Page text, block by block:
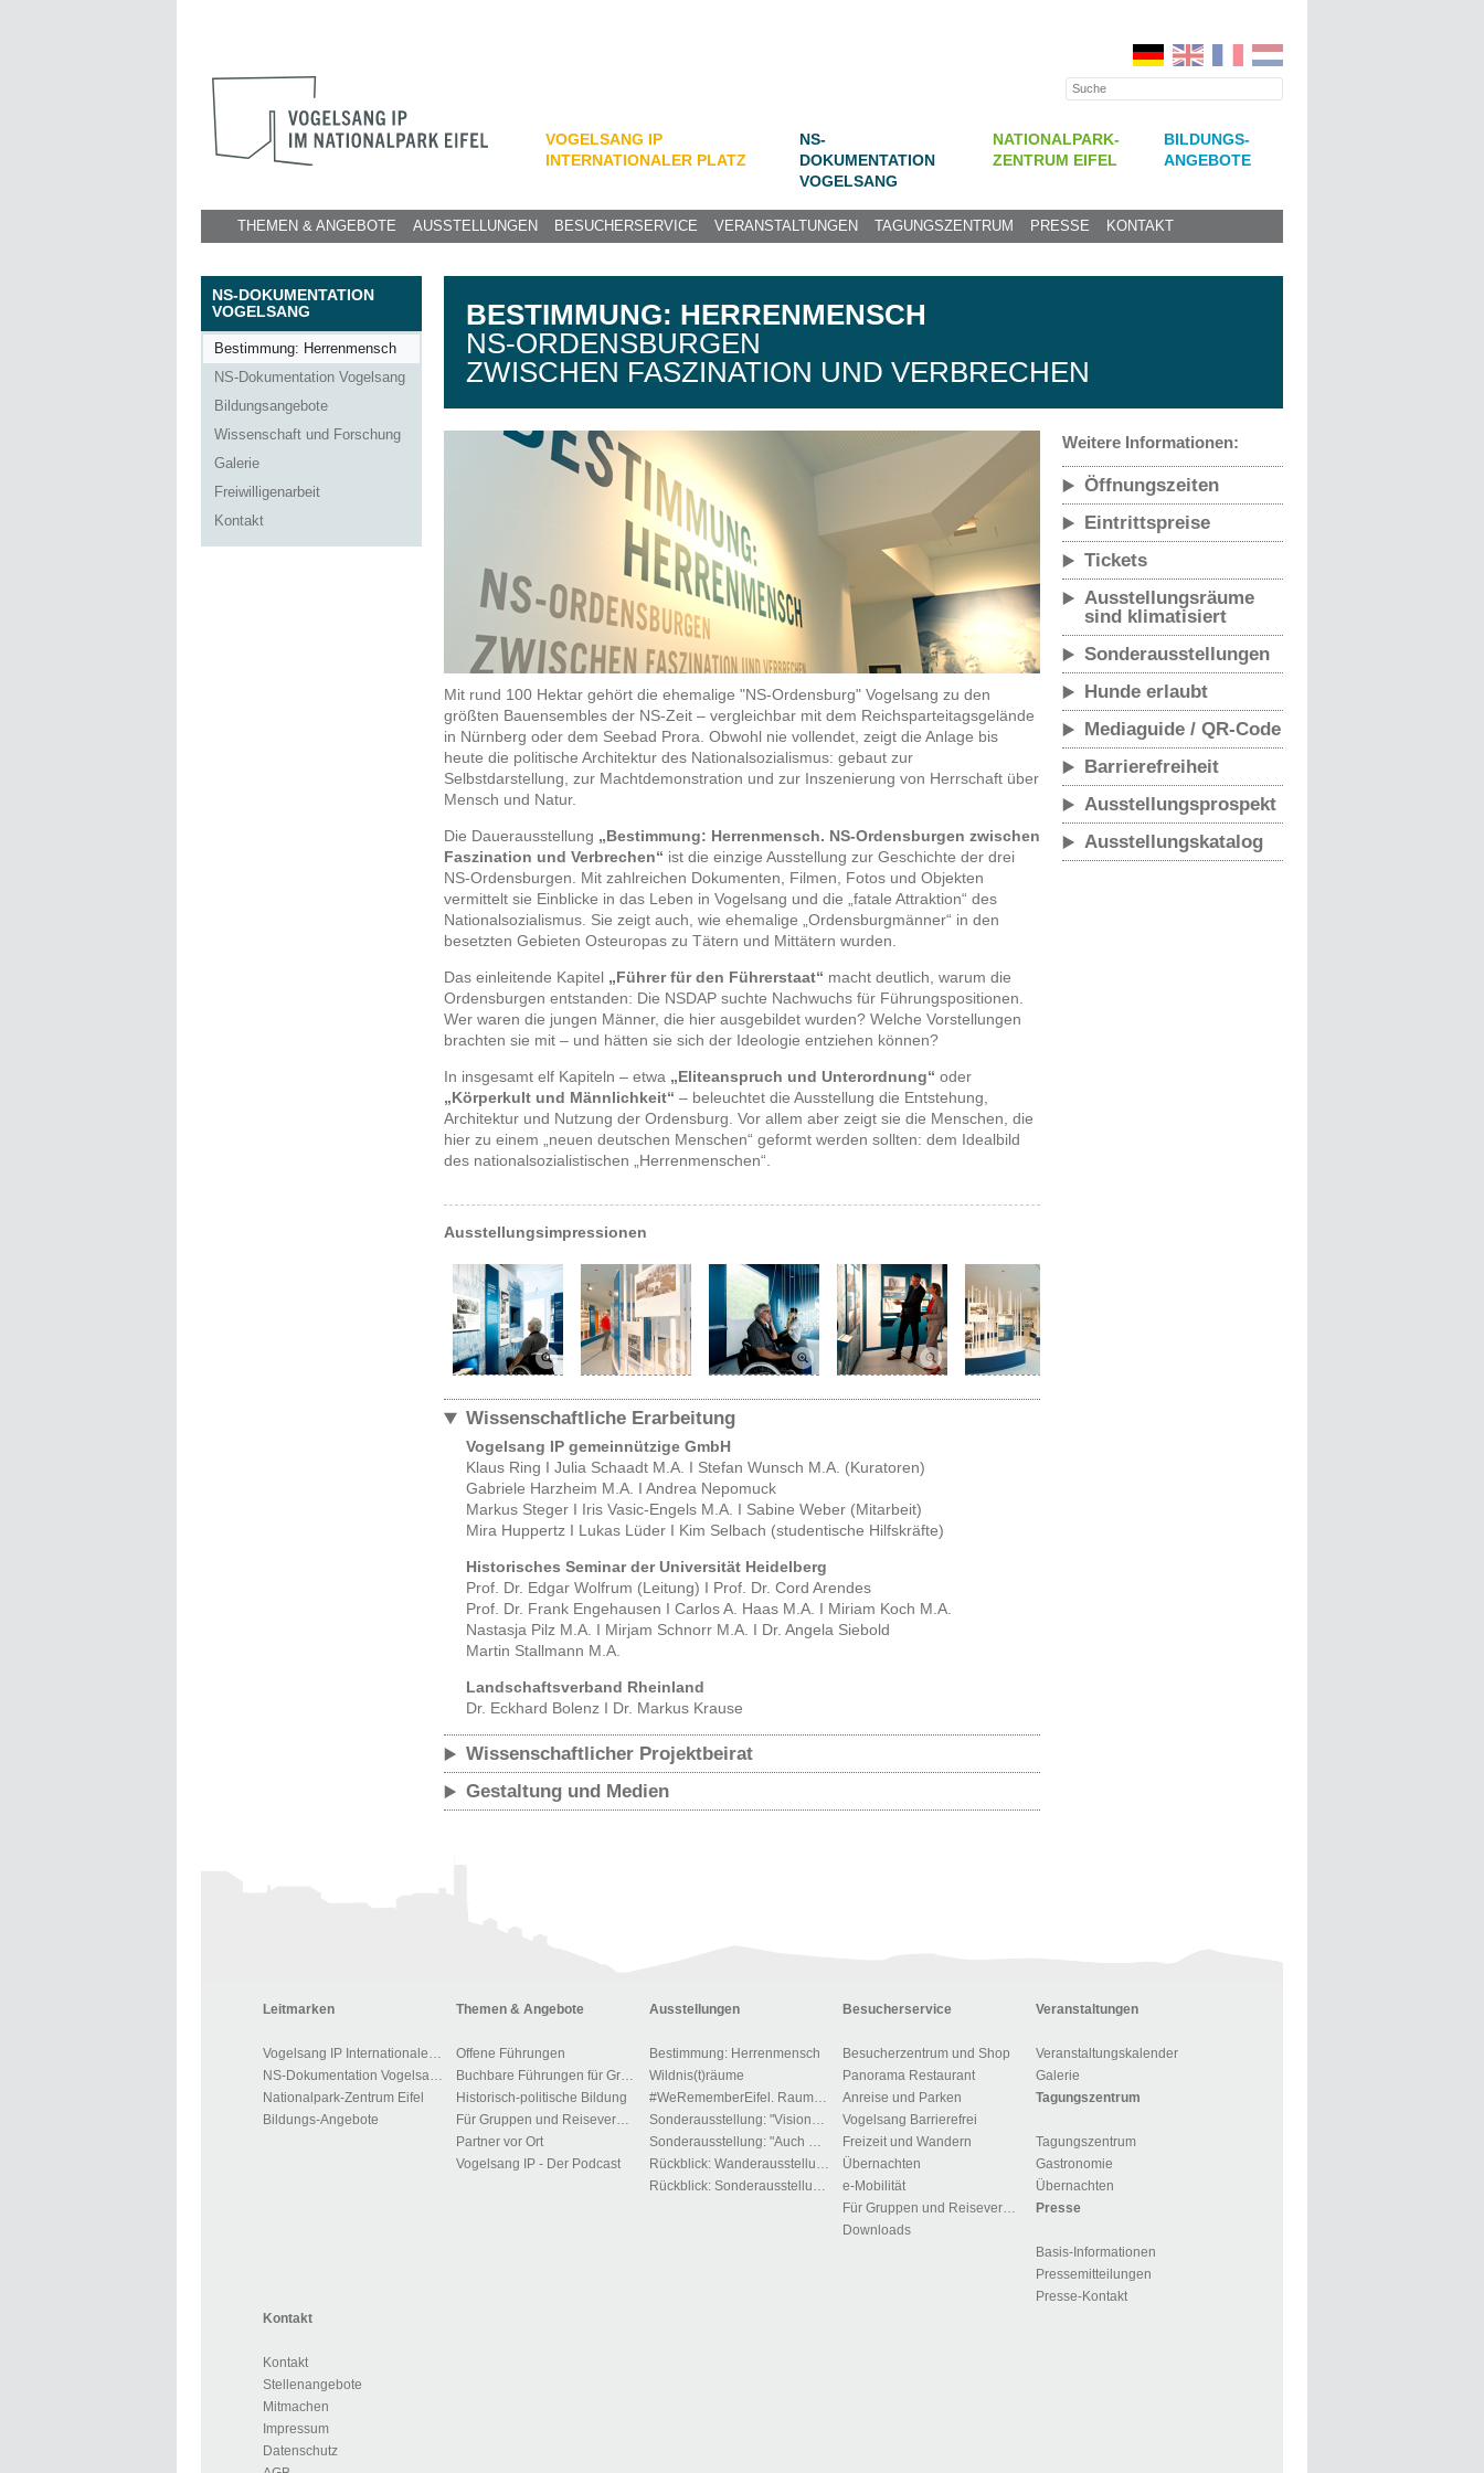
VOGELSANG IP
INTERNATIONALER PLATZ
NS-
DOKUMENTATION
VOGELSANG
NATIONALPARK-
ZENTRUM EIFEL
BILDUNGS-
ANGEBOTE
THEMEN & ANGEBOTE AUSSTELLUNGEN BESUCHERSERVICE VERANSTALTUNGEN TAGUNGSZENTRUM PRESSE KONTAKT
NS-DOKUMENTATION
VOGELSANG
Bestimmung: Herrenmensch
NS-Dokumentation Vogelsang
Bildungsangebote
Wissenschaft und Forschung
Galerie
Freiwilligenarbeit
Kontakt
BESTIMMUNG: HERRENMENSCH
NS-ORDENSBURGEN
ZWISCHEN FASZINATION UND VERBRECHEN
Mit rund 100 Hektar gehört die ehemalige "NS‑Ordensburg" Vogelsang zu den
größten Bauensembles der NS‑Zeit – vergleichbar mit dem Reichsparteitagsgelände
in Nürnberg oder dem Seebad Prora. Obwohl nie vollendet, zeigt die Anlage bis
heute die politische Architektur des Nationalsozialismus: gebaut zur
Selbstdarstellung, zur Machtdemonstration und zur Inszenierung von Herrschaft über
Mensch und Natur.
Die Dauerausstellung „Bestimmung: Herrenmensch. NS‑Ordensburgen zwischen
Faszination und Verbrechen“ ist die einzige Ausstellung zur Geschichte der drei
NS‑Ordensburgen. Mit zahlreichen Dokumenten, Filmen, Fotos und Objekten
vermittelt sie Einblicke in das Leben in Vogelsang und die „fatale Attraktion“ des
Nationalsozialismus. Sie zeigt auch, wie ehemalige „Ordensburgmänner“ in den
besetzten Gebieten Osteuropas zu Tätern und Mittätern wurden.
Das einleitende Kapitel „Führer für den Führerstaat“ macht deutlich, warum die
Ordensburgen entstanden: Die NSDAP suchte Nachwuchs für Führungspositionen.
Wer waren die jungen Männer, die hier ausgebildet wurden? Welche Vorstellungen
brachten sie mit – und hätten sie sich der Ideologie entziehen können?
In insgesamt elf Kapiteln – etwa „Eliteanspruch und Unterordnung“ oder
„Körperkult und Männlichkeit“ – beleuchtet die Ausstellung die Entstehung,
Architektur und Nutzung der Ordensburg. Vor allem aber zeigt sie die Menschen, die
hier zu einem „neuen deutschen Menschen“ geformt werden sollten: dem Idealbild
des nationalsozialistischen „Herrenmenschen“.
Ausstellungsimpressionen
Wissenschaftliche Erarbeitung
Vogelsang IP gemeinnützige GmbH
Klaus Ring I Julia Schaadt M.A. I Stefan Wunsch M.A. (Kuratoren)
Gabriele Harzheim M.A. I Andrea Nepomuck
Markus Steger I Iris Vasic-Engels M.A. I Sabine Weber (Mitarbeit)
Mira Huppertz I Lukas Lüder I Kim Selbach (studentische Hilfskräfte)
Historisches Seminar der Universität Heidelberg
Prof. Dr. Edgar Wolfrum (Leitung) I Prof. Dr. Cord Arendes
Prof. Dr. Frank Engehausen I Carlos A. Haas M.A. I Miriam Koch M.A.
Nastasja Pilz M.A. I Mirjam Schnorr M.A. I Dr. Angela Siebold
Martin Stallmann M.A.
Landschaftsverband Rheinland
Dr. Eckhard Bolenz I Dr. Markus Krause
Wissenschaftlicher Projektbeirat
Gestaltung und Medien
Weitere Informationen:
Öffnungszeiten
Eintrittspreise
Tickets
Ausstellungsräume
sind klimatisiert
Sonderausstellungen
Hunde erlaubt
Mediaguide / QR-Code
Barrierefreiheit
Ausstellungsprospekt
Ausstellungskatalog
Leitmarken
Vogelsang IP Internationaler Platz
NS-Dokumentation Vogelsang
Nationalpark-Zentrum Eifel
Bildungs-Angebote
Themen & Angebote
Offene Führungen
Buchbare Führungen für Gruppen
Historisch-politische Bildung
Für Gruppen und Reiseveranstalter
Partner vor Ort
Vogelsang IP - Der Podcast
Ausstellungen
Bestimmung: Herrenmensch
Wildnis(t)räume
#WeRememberEifel. Raum der Stille und des Gedenkens.
Sonderausstellung: "Visionen der Macht"
Sonderausstellung: "Auch Du gehörst dem Führer"!?
Rückblick: Wanderausstellung: „Menschen, Bilder, Orte – 1700 Jahre jüdisches Leben in Deutschland“
Rückblick: Sonderausstellung "Zwangsarbeit im Kreis Euskirchen"
Besucherservice
Besucherzentrum und Shop
Panorama Restaurant
Anreise und Parken
Vogelsang Barrierefrei
Freizeit und Wandern
Übernachten
e-Mobilität
Für Gruppen und Reiseveranstalter
Downloads
Veranstaltungen
Veranstaltungskalender
Galerie
Tagungszentrum
Tagungszentrum
Gastronomie
Übernachten
Presse
Basis-Informationen
Pressemitteilungen
Presse-Kontakt
Kontakt
Kontakt
Stellenangebote
Mitmachen
Impressum
Datenschutz